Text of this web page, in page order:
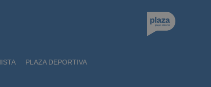
PLAZA DEPORTIVA